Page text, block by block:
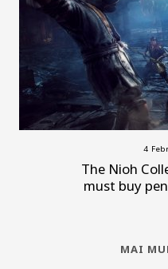
4
The Nioh
must buy
MAI